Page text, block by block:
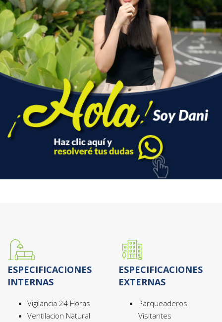
ESPECIFICACIONES
INTERNAS
Vigilancia 24 Horas
Ventilacion Natural
ESPECIFICACIONES
EXTERNAS
Parqueaderos
Visitantes